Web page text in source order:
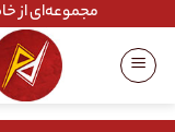
content
مجموعه‌ای از